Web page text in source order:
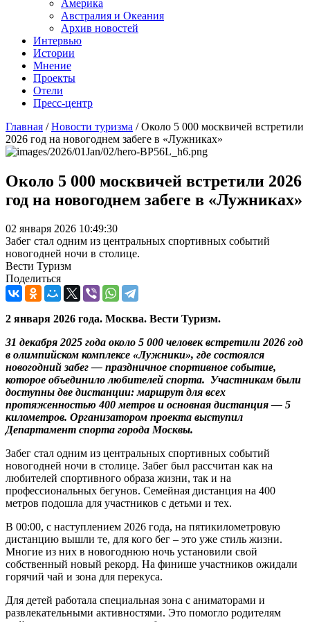
Америка
Австралия и Океания
Архив новостей
Интервью
Истории
Мнение
Проекты
Отели
Пресс-центр
Главная /Новости туризма /Около 5 000 москвичей встретили
2026 год на новогоднем забеге в «Лужниках»
Около 5 000 москвичей встретили 2026
год на новогоднем забеге в «Лужниках»
02 января 2026 10:49:30
Забег стал одним из центральных спортивных событий
новогодней ночи в столице.
Вести Туризм
Поделиться
2 января 2026 года. Москва. Вести Туризм.
31 декабря 2025 года около 5 000 человек встретили 2026 год
в олимпийском комплексе «Лужники», где состоялся
новогодний забег — праздничное спортивное событие,
которое объединило любителей спорта. Участникам были
доступны две дистанции: маршрут для всех
протяженностью 400 метров и основная дистанция — 5
километров. Организатором проекта выступил
Департамент спорта города Москвы.
Забег стал одним из центральных спортивных событий
новогодней ночи в столице. Забег был рассчитан как на
любителей спортивного образа жизни, так и на
профессиональных бегунов. Семейная дистанция на 400
метров подошла для участников с детьми и тех.
В 00:00, с наступлением 2026 года, на пятикилометровую
дистанцию вышли те, для кого бег – это уже стиль жизни.
Многие из них в новогоднюю ночь установили свой
собственный новый рекорд. На финише участников ожидали
горячий чай и зона для перекуса.
Для детей работала специальная зона с аниматорами и
развлекательными активностями. Это помогло родителям